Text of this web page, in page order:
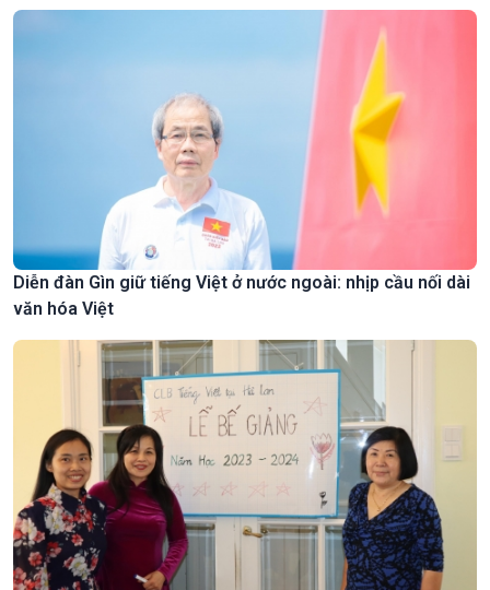
Diễn đàn Gìn giữ tiếng Việt ở nước ngoài: nhịp cầu nối dài
văn hóa Việt